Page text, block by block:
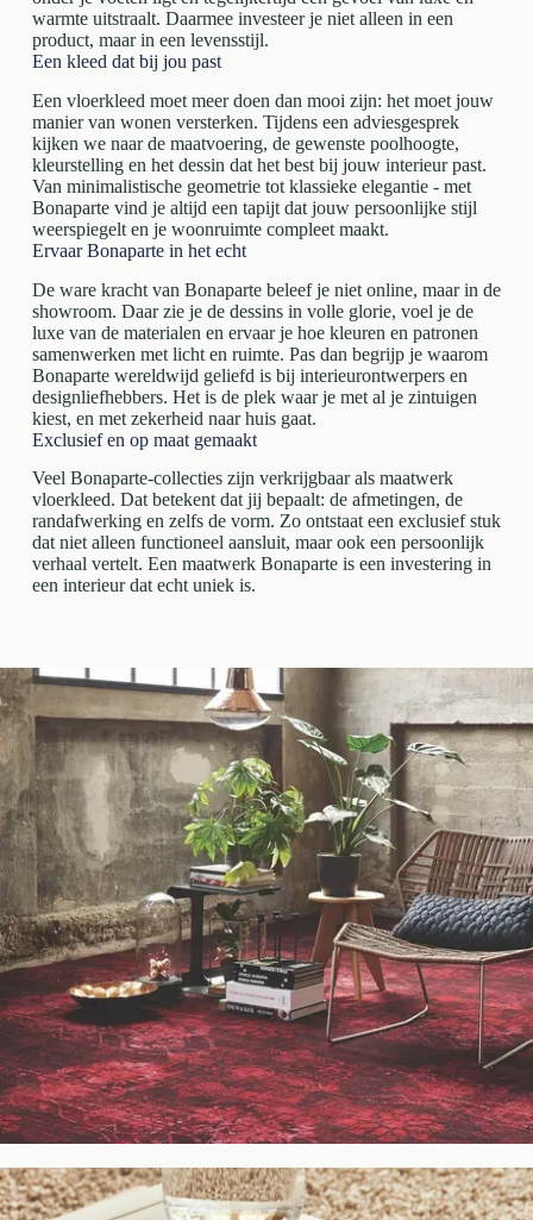
warmte uitstraalt. Daarmee investeer je niet alleen in een
product, maar in een levensstijl.
Een kleed dat bij jou past
Een vloerkleed moet meer doen dan mooi zijn: het moet jouw
manier van wonen versterken. Tijdens een adviesgesprek
kijken we naar de maatvoering, de gewenste poolhoogte,
kleurstelling en het dessin dat het best bij jouw interieur past.
Van minimalistische geometrie tot klassieke elegantie - met
Bonaparte vind je altijd een tapijt dat jouw persoonlijke stijl
weerspiegelt en je woonruimte compleet maakt.
Ervaar Bonaparte in het echt
De ware kracht van Bonaparte beleef je niet online, maar in de
showroom. Daar zie je de dessins in volle glorie, voel je de
luxe van de materialen en ervaar je hoe kleuren en patronen
samenwerken met licht en ruimte. Pas dan begrijp je waarom
Bonaparte wereldwijd geliefd is bij interieurontwerpers en
designliefhebbers. Het is de plek waar je met al je zintuigen
kiest, en met zekerheid naar huis gaat.
Exclusief en op maat gemaakt
Veel Bonaparte-collecties zijn verkrijgbaar als maatwerk
vloerkleed. Dat betekent dat jij bepaalt: de afmetingen, de
randafwerking en zelfs de vorm. Zo ontstaat een exclusief stuk
dat niet alleen functioneel aansluit, maar ook een persoonlijk
verhaal vertelt. Een maatwerk Bonaparte is een investering in
een interieur dat echt uniek is.